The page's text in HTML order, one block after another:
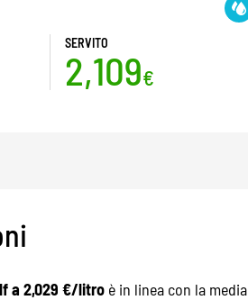
SERVITO
2,109€
a 2,029 €/litro è in linea con la media